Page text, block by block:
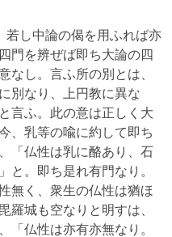
し中論の偈を用ふれば亦
門を辨ぜば即ち大論の四
なし。言ふ所の別とは、
別なり、上円教に異な
言ふ。此の意は正しく大
、乳等の喩に約して即ち
「仏性は乳に酪あり、石
と。即ち是れ有門なり。
無く、衆生の仏性は猶ほ
羅城も空なりと明すは、
「仏性は亦有亦無なり。